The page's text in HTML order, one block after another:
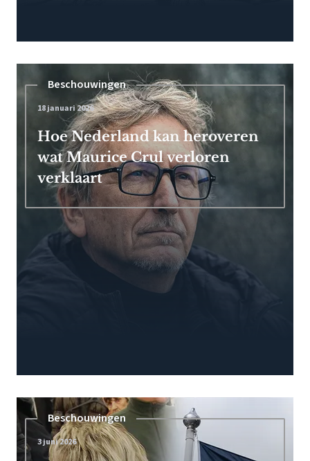
Beschouwingen
18 januari 2026
Hoe Nederland kan heroveren
wat Maurice Crul verloren
verklaart
Pensioen
7 mei 2026